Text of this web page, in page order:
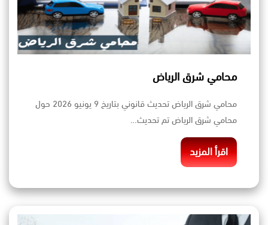
محامي شرق الرياض
محامي شرق الرياض تحديث قانوني بتاريخ 9 يونيو 2026 حول
محامي شرق الرياض تم تحديث…
اقرأ المزيد